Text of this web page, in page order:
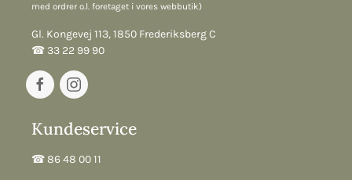
med ordrer o.l. foretaget i vores webbutik)
Gl. Kongevej 113, 1850 Frederiksberg C
☎︎ 33 22 99 90
Kundeservice
☎︎ 86 48 00 11